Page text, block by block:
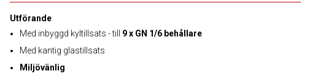
Utförande
Med inbyggd kyltillsats - till
9 x GN 1/6 behållare
Med kantig glastillsats
Miljövänlig